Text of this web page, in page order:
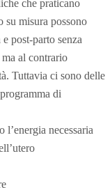
che praticano
su misura possono
post-parto senza
al contrario
Tuttavia ci sono delle
di
necessaria